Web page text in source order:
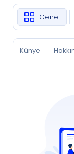
Genel
Künye